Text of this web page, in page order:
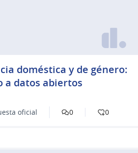
doméstica y de género:
a datos abiertos
oficial 0 0